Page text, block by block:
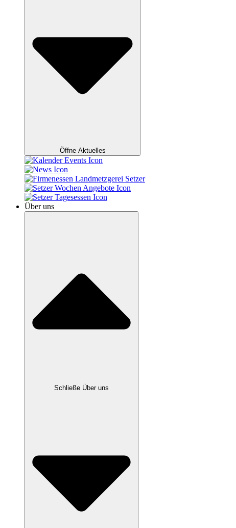
Öffne Aktuelles
Über uns
Schließe Über uns